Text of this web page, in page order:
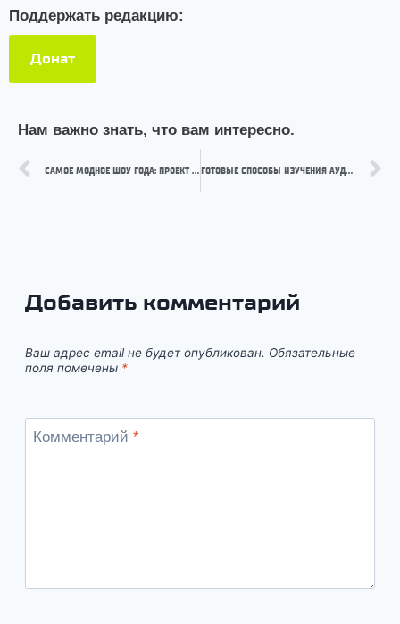
Поддержать редакцию:
Донат
Нам важно знать, что вам интересно.
САМОЕ МОДНОЕ ШОУ ГОДА: ПРОЕКТ «DEAF ПОДИУМ» ГОТОВЫЕ СПОСОБЫ ИЗУЧЕНИЯ АУДИТОРИИ: МОЖНО ПРИМЕНЯТЬ СРАЗУ
Добавить комментарий
Ваш адрес email не будет опубликован. Обязательные
поля помечены *
Комментарий *